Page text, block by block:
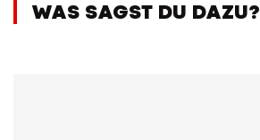
WAS SAGST DU DAZU?